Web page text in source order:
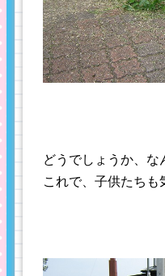
どうでしょうか、な
これで、子供たちも